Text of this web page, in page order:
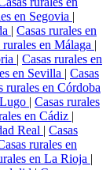
en Segovia |
| Casas rurales en
rurales en Málaga |
| Casas rurales en
en Sevilla | Casas
rurales en Córdoba
| Casas rurales
en Cádiz |
Real | Casas
rurales en
en La Rioja |